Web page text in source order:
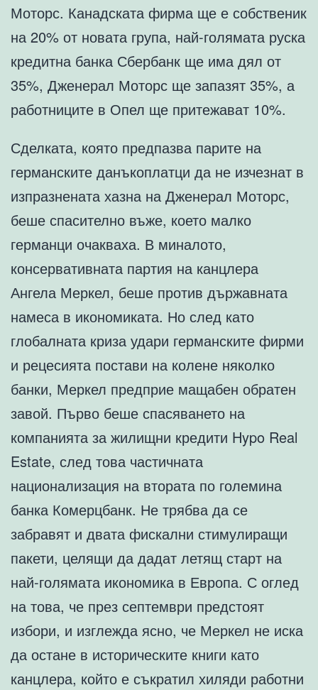
Моторс. Канадската фирма ще е собственик
на 20% от новата група, най-голямата руска
кредитна банка Сбербанк ще има дял от
35%, Дженерал Моторс ще запазят 35%, а
работниците в Опел ще притежават 10%.
Сделката, която предпазва парите на
германските данъкоплатци да не изчезнат в
изпразнената хазна на Дженерал Моторс,
беше спасително въже, което малко
германци очакваха. В миналото,
консервативната партия на канцлера
Ангела Меркел, беше против държавната
намеса в икономиката. Но след като
глобалната криза удари германските фирми
и рецесията постави на колене няколко
банки, Меркел предприе мащабен обратен
завой. Първо беше спасяването на
компанията за жилищни кредити Hypo Real
Estate, след това частичната
национализация на втората по големина
банка Комерцбанк. Не трябва да се
забравят и двата фискални стимулиращи
пакети, целящи да дадат летящ старт на
най-голямата икономика в Европа. С оглед
на това, че през септември предстоят
избори, и изглежда ясно, че Меркел не иска
да остане в историческите книги като
канцлера, който е съкратил хиляди работни